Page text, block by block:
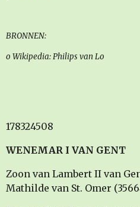
BRONNEN:
o Wikipedia: Philips van Lo
178324508
WENEMAR I VAN GENT
Zoon van Lambert II van
Mathilde van St. Omer